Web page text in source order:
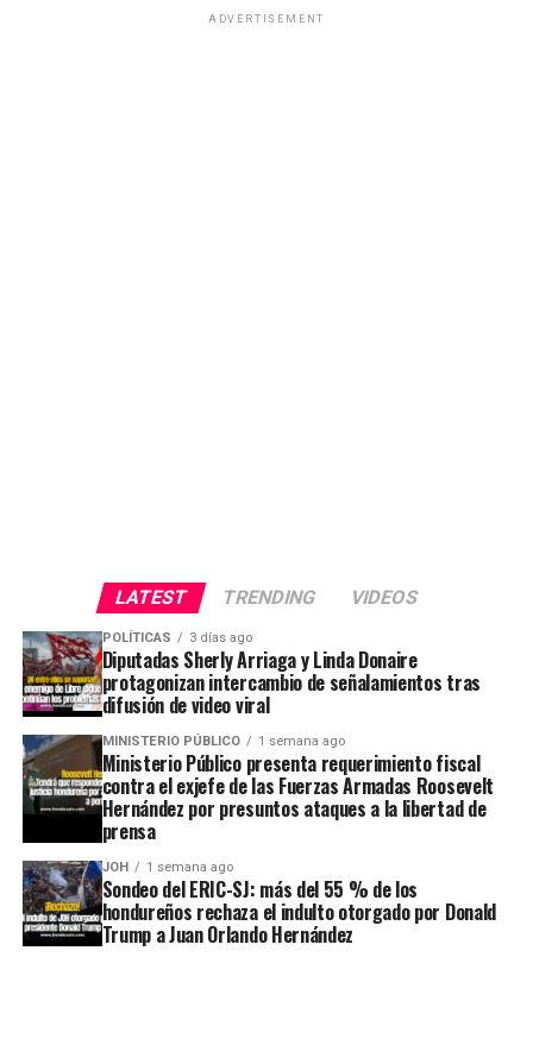
ADVERTISEMENT
LATEST TRENDING VIDEOS
POLÍTICAS 3 días ago
Diputadas Sherly Arriaga y Linda Donaire
protagonizan intercambio de señalamientos tras
difusión de video viral
MINISTERIO PÚBLICO 1 semana ago
Ministerio Público presenta requerimiento fiscal
contra el exjefe de las Fuerzas Armadas Roosevelt
Hernández por presuntos ataques a la libertad de
prensa
JOH 1 semana ago
Sondeo del ERIC-SJ: más del 55 % de los
hondureños rechaza el indulto otorgado por Donald
Trump a Juan Orlando Hernández